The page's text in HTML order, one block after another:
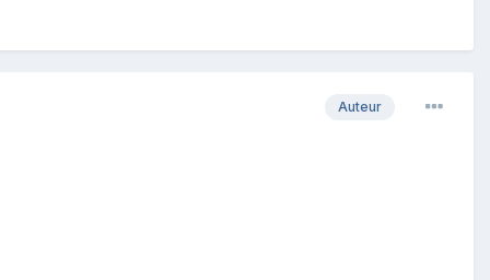
Auteur